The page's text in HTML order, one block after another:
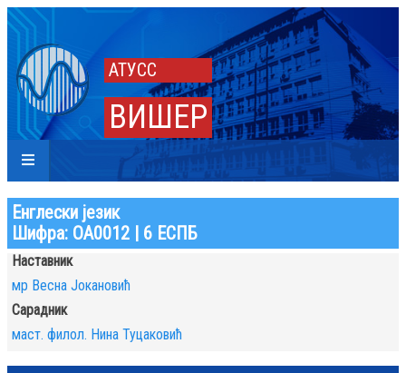
АТУСС
ВИШЕР
Енглески језик
Шифра: ОА0012 | 6 ЕСПБ
Наставник
мр Весна Јокановић
Сарадник
маст. филол. Нина Туцаковић